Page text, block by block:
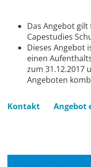
Das Angebot
Capestudies
Dieses Angebot
einen
zum 31.12.2017
Angeboten
Kontakt Angebot